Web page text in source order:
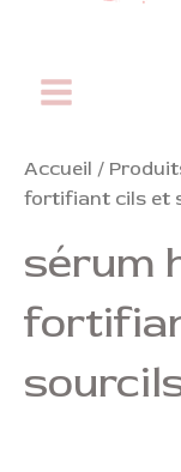
Main
Accueil /
fortifiant cils et
sérum